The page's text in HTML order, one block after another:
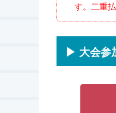
す。二重
▶ 大会参